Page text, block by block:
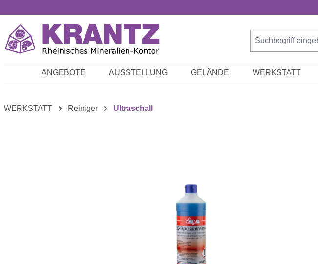
ANGEBOTE AUSSTELLUNG GELÄNDE WERKSTATT
WERKSTATT Reiniger Ultraschall